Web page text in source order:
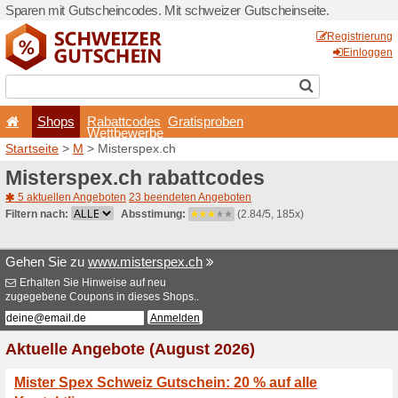
Sparen mit
Shops
Startseite>M>